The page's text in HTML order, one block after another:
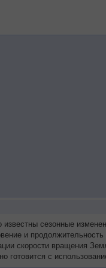
сезонные
и
скорости вращения
с